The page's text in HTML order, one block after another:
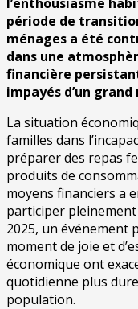
période de
ménages a été
dans une
financière
impayés d’un grand
La situation
familles dans
préparer des repas
produits de
moyens financiers a
participer pleinement
2025, un événement
moment de joie et
économique ont
quotidienne plus
population.